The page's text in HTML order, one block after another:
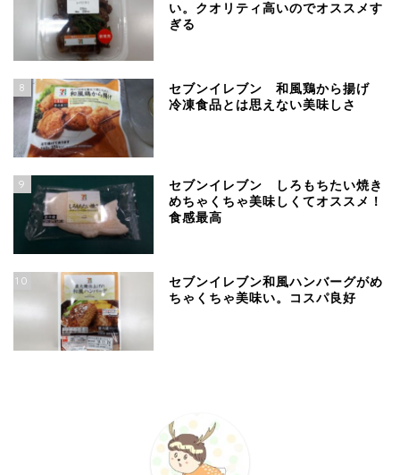
い。クオリティ高いのでオススメす
ぎる
8
セブンイレブン 和風鶏から揚げ
冷凍食品とは思えない美味しさ
9
セブンイレブン しろもちたい焼き
めちゃくちゃ美味しくてオススメ！
食感最高
10
セブンイレブン和風ハンバーグがめ
ちゃくちゃ美味い。コスパ良好